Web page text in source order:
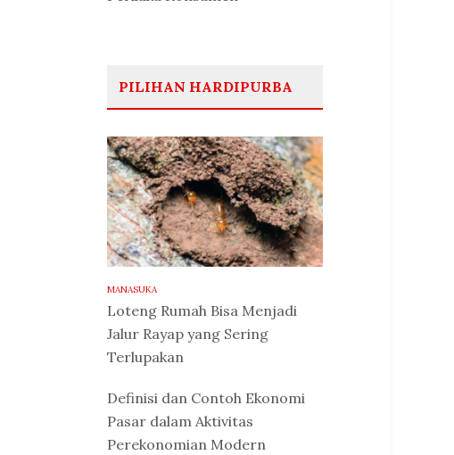
PILIHAN HARDIPURBA
MANASUKA
Loteng Rumah Bisa Menjadi
Jalur Rayap yang Sering
Terlupakan
Definisi dan Contoh Ekonomi
Pasar dalam Aktivitas
Perekonomian Modern